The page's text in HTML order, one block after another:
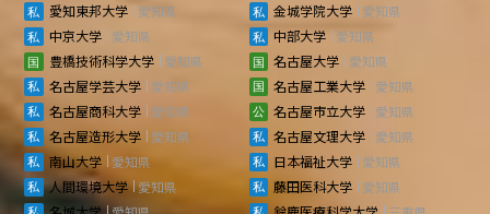
愛知東邦大学
愛知県 金城学院大学 愛知県
中京大学
愛知県 中部大学 愛知県
豊橋技術科学大学
愛知県 名古屋大学 愛知県
名古屋学芸大学
愛知県 名古屋工業大学 愛知県
名古屋商科大学
愛知県 名古屋市立大学 愛知県
名古屋造形大学
愛知県 名古屋文理大学 愛知県
南山大学
愛知県 日本福祉大学 愛知県
人間環境大学 愛知県 藤田医科大学 愛知県